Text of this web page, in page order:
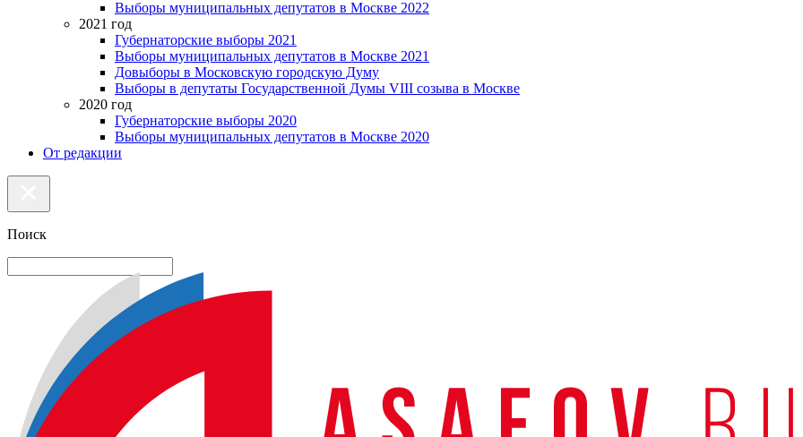
Выборы муниципальных депутатов в Москве 2022
2021 год
Губернаторские выборы 2021
Выборы муниципальных депутатов в Москве 2021
Довыборы в Московскую городскую Думу
Выборы в депутаты Государственной Думы VIII созыва в Москве
2020 год
Губернаторские выборы 2020
Выборы муниципальных депутатов в Москве 2020
От редакции
Поиск